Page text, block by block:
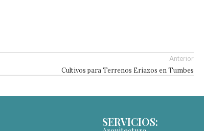
Anterior
Cultivos para Terrenos Eriazos en Tumbes
SERVICIOS: